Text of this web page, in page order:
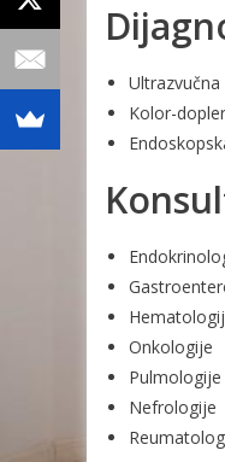
Kolor-
Onkologije
Pulmologije
Nefrologije